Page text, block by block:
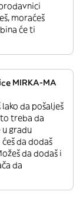
moraćeš
će ti
MIRKA-MA
da pošalješ
treba da
u gradu
da dodaš
da dodaš i
da